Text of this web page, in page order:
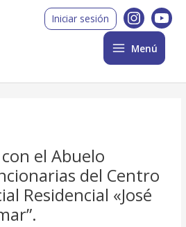
Main
MenuMenú
Iniciar sesión
el Abuelo
del Centro
Residencial «José